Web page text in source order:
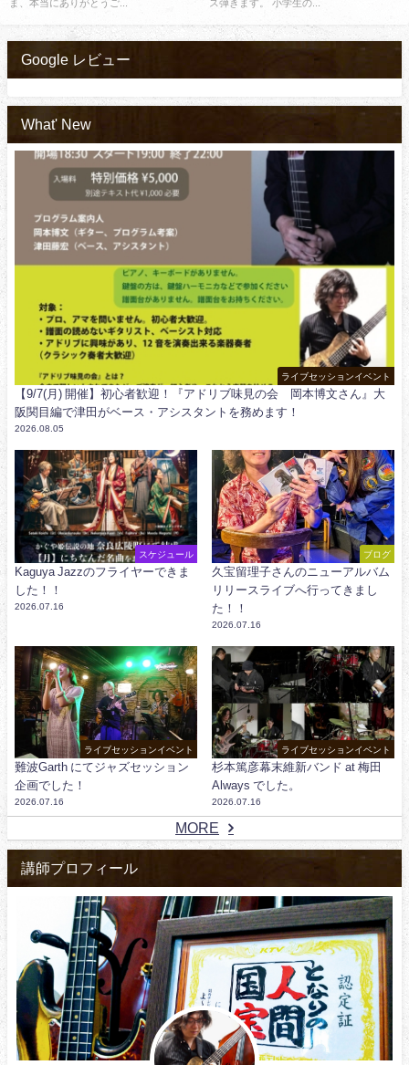
ま、本当にありがとうご... ス弾きます。 小学生の...
Google レビュー
What' New
ライブセッションイベント
【9/7(月) 開催】初心者歓迎！『アドリブ味見の会 岡本博文さん』大
阪関目編で津田がベース・アシスタントを務めます！
2026.08.05
スケジュール
Kaguya Jazzのフライヤーできま
した！！
2026.07.16
ブログ
久宝留理子さんのニューアルバム
リリースライブへ行ってきまし
た！！
2026.07.16
ライブセッションイベント
難波Garth にてジャズセッション
企画でした！
2026.07.16
ライブセッションイベント
杉本篤彦幕末維新バンド at 梅田
Always でした。
2026.07.16
MORE
講師プロフィール